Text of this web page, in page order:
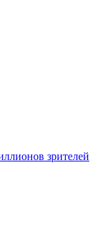
зрителей